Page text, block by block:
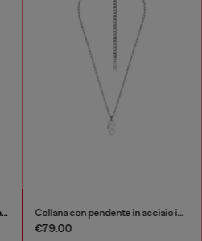
1DR Dome-Borsa bowling piccola in pelle pull-up Collana con pendente in acciaio inox
€79.00